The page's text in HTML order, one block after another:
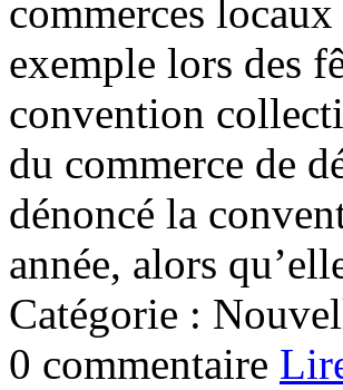
commerces
exemple lors des
convention
du commerce de
dénoncé la
année, alors
Catégorie :
0 commentaire